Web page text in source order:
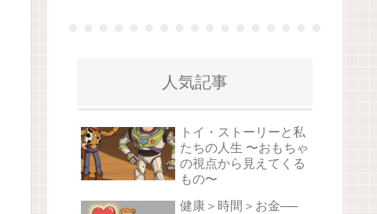
人気記事
トイ・ストーリーと私
たちの人生 〜おもちゃ
の視点から見えてくる
もの〜
健康＞時間＞お金──